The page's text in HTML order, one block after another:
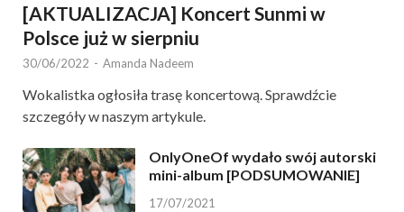
[AKTUALIZACJA] Koncert Sunmi w
Polsce już w sierpniu
30/06/2022 - Amanda Nadeem
Wokalistka ogłosiła trasę koncertową. Sprawdźcie
szczegóły w naszym artykule.
OnlyOneOf wydało swój autorski
mini-album [PODSUMOWANIE]
17/07/2021